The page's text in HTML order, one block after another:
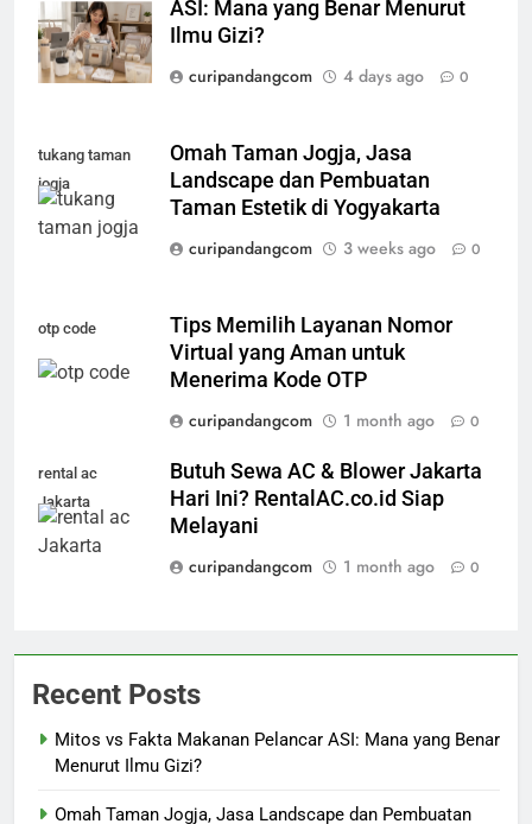
pelancar asi
ASI: Mana yang Benar Menurut
Ilmu Gizi?
curipandangcom
4 days ago 0
tukang taman
jogja
Omah Taman Jogja, Jasa
Landscape dan Pembuatan
Taman Estetik di Yogyakarta
curipandangcom
3 weeks ago 0
otp code
Tips Memilih Layanan Nomor
Virtual yang Aman untuk
Menerima Kode OTP
curipandangcom
1 month ago 0
rental ac
Jakarta
Butuh Sewa AC & Blower Jakarta
Hari Ini? RentalAC.co.id Siap
Melayani
curipandangcom
1 month ago 0
Recent Posts
Mitos vs Fakta Makanan Pelancar ASI: Mana yang Benar
Menurut Ilmu Gizi?
Omah Taman Jogja, Jasa Landscape dan Pembuatan